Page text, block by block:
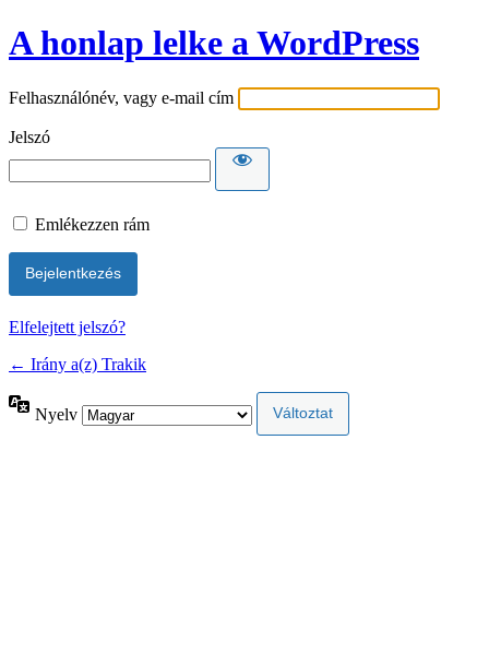
A honlap lelke a WordPress
Felhasználónév, vagy e-mail cím
Jelszó
Emlékezzen rám
Elfelejtett jelszó?
← Irány a(z) Trakik
Nyelv